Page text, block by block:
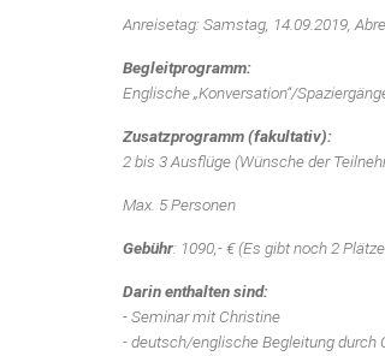
Anreisetag: Samstag, 14.09.2019,
Begleitprogramm:
Englische „Konversation“/
Zusatzprogramm (fakultativ):
2 bis 3 Ausflüge (Wünsche der
Max. 5 Personen
Gebühr: 1090,- € (Es gibt noch 2
Darin enthalten sind:
- Seminar mit Christine
- deutsch/englische Begleitung durch